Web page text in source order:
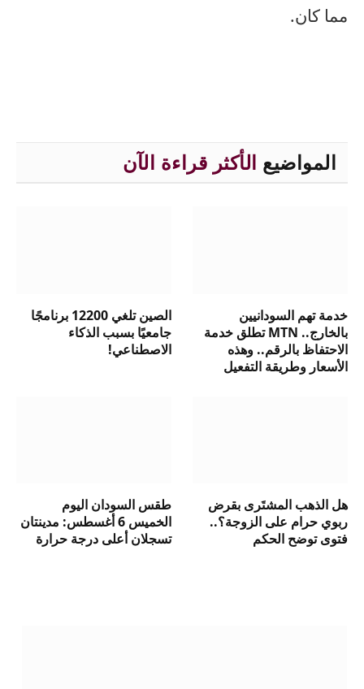
مما كان.
المواضيع الأكثر قراءة الآن
خدمة تهم السودانيين
بالخارج.. MTN تطلق خدمة
الاحتفاظ بالرقم.. وهذه
الأسعار وطريقة التفعيل
الصين تلغي 12200 برنامجًا
جامعيًا بسبب الذكاء
الاصطناعي!
هل الذهب المشتَرى بقرض
ربوي حرام على الزوجة؟..
فتوى توضح الحكم
طقس السودان اليوم
الخميس 6 أغسطس: مدينتان
تسجلان أعلى درجة حرارة